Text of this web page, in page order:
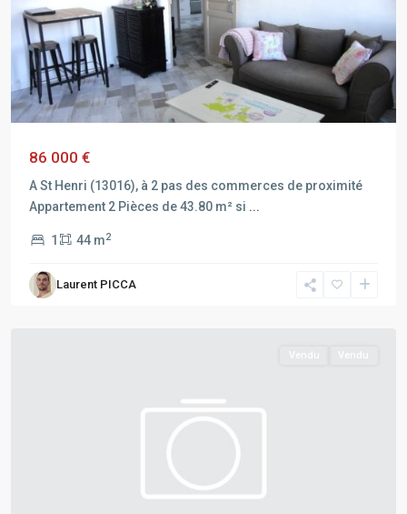
86 000 €
A St Henri (13016), à 2 pas des commerces de proximité
Appartement 2 Pièces de 43.80 m² si ...
1 44 m2
Laurent PICCA
MARSEILLE
16EME
Vendu Vendu